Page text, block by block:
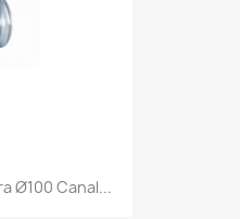
Ø100 Canal...